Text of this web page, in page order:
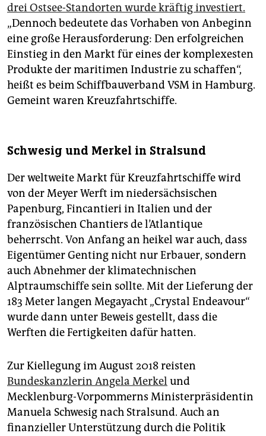
drei Ostsee-Standorten wurde kräftig investiert.
„Dennoch bedeutete das Vorhaben von Anbeginn
eine große Herausforderung: Den erfolgreichen
Einstieg in den Markt für eines der komplexesten
Produkte der maritimen Industrie zu schaffen“,
heißt es beim Schiffbauverband VSM in Hamburg.
Gemeint waren Kreuzfahrtschiffe.
Schwesig und Merkel in Stralsund
Der weltweite Markt für Kreuzfahrtschiffe wird
von der Meyer Werft im niedersächsischen
Papenburg, Fincantieri in Italien und der
französischen Chantiers de l’Atlantique
beherrscht. Von Anfang an heikel war auch, dass
Eigentümer Genting nicht nur Erbauer, sondern
auch Abnehmer der klimatechnischen
Alptraumschiffe sein sollte. Mit der Lieferung der
183 Meter langen Megayacht „Crystal Endeavour“
wurde dann unter Beweis gestellt, dass die
Werften die Fertigkeiten dafür hatten.
Zur Kiellegung im August 2018 reisten
Bundeskanzlerin Angela Merkel und
Mecklenburg-Vorpommerns Ministerpräsidentin
Manuela Schwesig nach Stralsund. Auch an
finanzieller Unterstützung durch die Politik